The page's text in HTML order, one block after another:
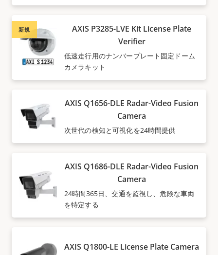
新規
AXIS P3285-LVE Kit License Plate
Verifier
低速走行用のナンバープレート固定ドーム
カメラキット
AXIS Q1656-DLE Radar-Video Fusion
Camera
次世代の検知と可視化を24時間提供
AXIS Q1686-DLE Radar-Video Fusion
Camera
24時間365日、交通を監視し、危険な車両
を特定する
AXIS Q1800-LE License Plate Camera